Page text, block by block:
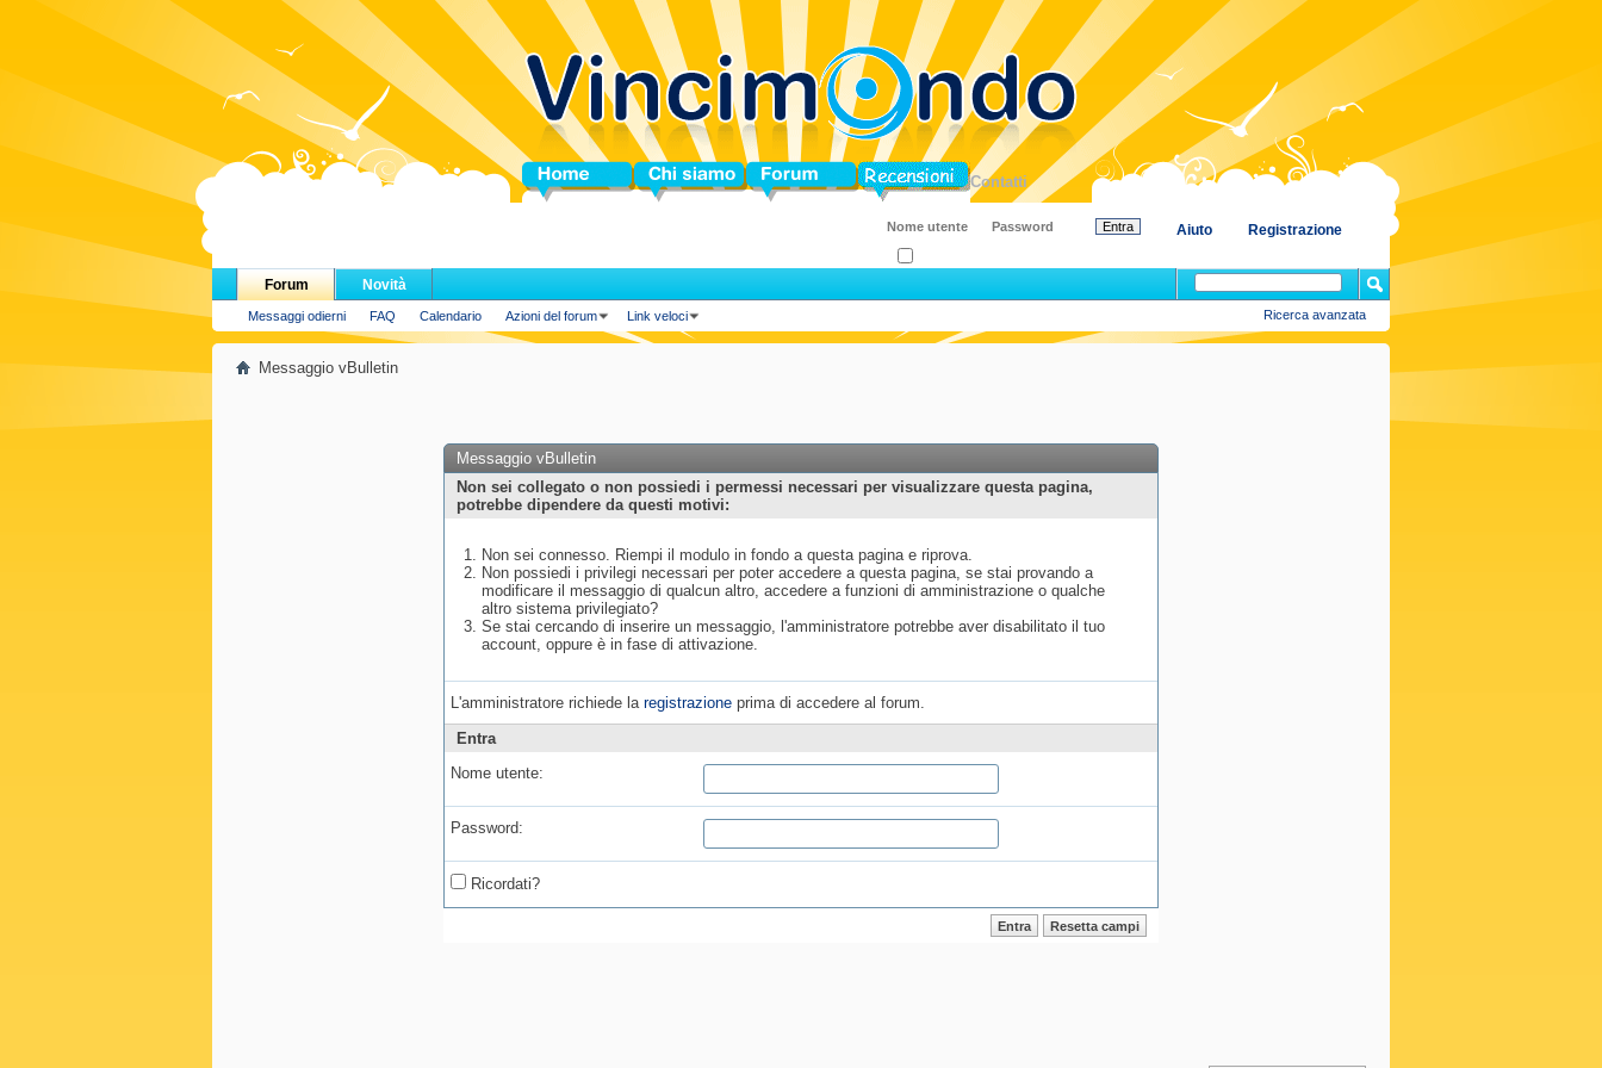
Home Chi siamo Forum Blog Contatti
Registrazione
Aiuto
Forum
Messaggi odierni FAQ Calendario Azioni del forum Link veloci
Novità
Ricerca avanzata
Messaggio vBulletin
Messaggio vBulletin
Non sei collegato o non possiedi i permessi necessari per visualizzare questa pagina,
potrebbe dipendere da questi motivi:
Non sei connesso. Riempi il modulo in fondo a questa pagina e riprova.
Non possiedi i privilegi necessari per poter accedere a questa pagina, se stai provando a
modificare il messaggio di qualcun altro, accedere a funzioni di amministrazione o qualche
altro sistema privilegiato?
Se stai cercando di inserire un messaggio, l'amministratore potrebbe aver disabilitato il tuo
account, oppure è in fase di attivazione.
L'amministratore richiede la registrazione prima di accedere al forum.
Entra
Nome utente:
Password:
Ricordati?